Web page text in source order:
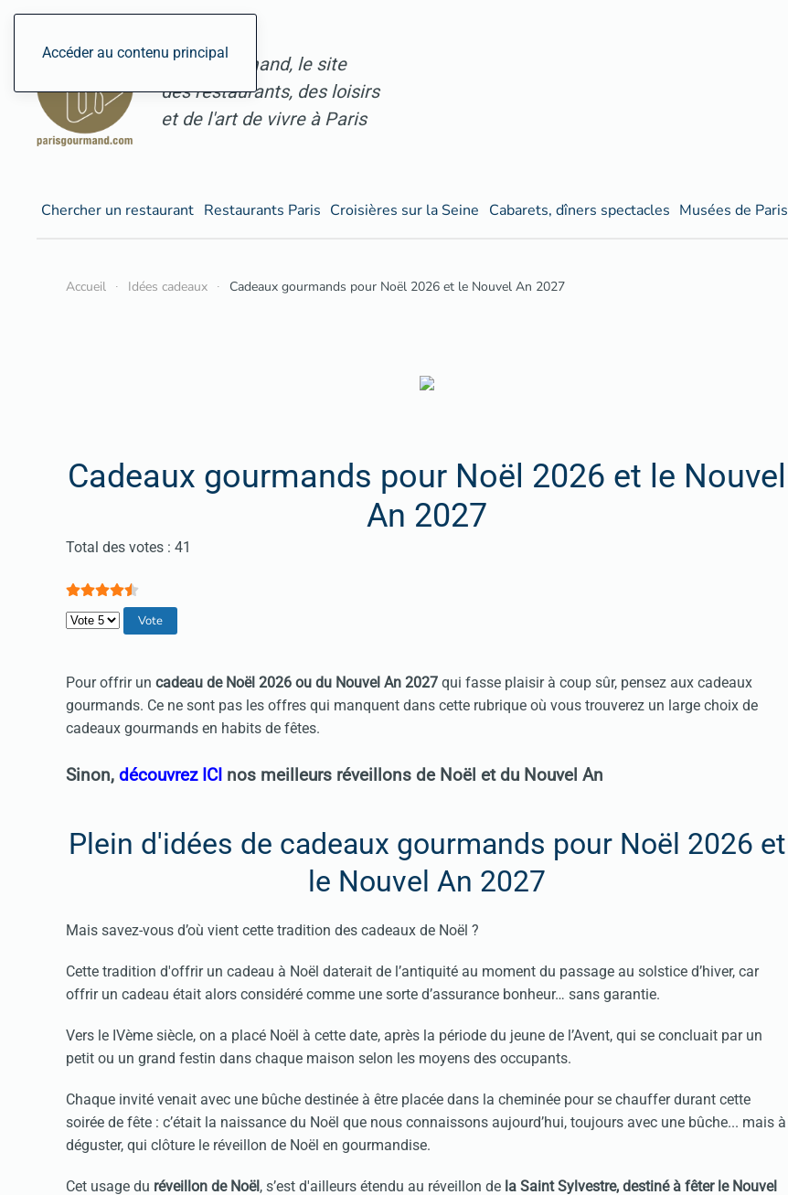
Accéder au contenu principal
ParisGourmand, le site
des restaurants, des loisirs
et de l'art de vivre à Paris
Chercher un restaurant Restaurants Paris Croisières sur la Seine Cabarets, dîners spectacles Musées de Paris
Accueil Idées cadeaux Cadeaux gourmands pour Noël 2026 et le Nouvel An 2027
Cadeaux gourmands pour Noël 2026 et le Nouvel
An 2027
Vote utilisateur:4.5
Total des votes : 41
Veuillez voter
Pour offrir un cadeau de Noël 2026 ou du Nouvel An 2027 qui fasse plaisir à coup sûr, pensez aux cadeaux
gourmands. Ce ne sont pas les offres qui manquent dans cette rubrique où vous trouverez un large choix de
cadeaux gourmands en habits de fêtes.
Sinon, découvrez ICI nos meilleurs réveillons de Noël et du Nouvel An
Plein d'idées de cadeaux gourmands pour Noël 2026 et
le Nouvel An 2027
Mais savez-vous d’où vient cette tradition des cadeaux de Noël ?
Cette tradition d'offrir un cadeau à Noël daterait de l’antiquité au moment du passage au solstice d’hiver, car
offrir un cadeau était alors considéré comme une sorte d’assurance bonheur… sans garantie.
Vers le IVème siècle, on a placé Noël à cette date, après la période du jeune de l’Avent, qui se concluait par un
petit ou un grand festin dans chaque maison selon les moyens des occupants.
Chaque invité venait avec une bûche destinée à être placée dans la cheminée pour se chauffer durant cette
soirée de fête : c’était la naissance du Noël que nous connaissons aujourd’hui, toujours avec une bûche... mais à
déguster, qui clôture le réveillon de Noël en gourmandise.
Cet usage du réveillon de Noël , s’est d'ailleurs étendu au réveillon de la Saint Sylvestre, destiné à fêter le Nouvel